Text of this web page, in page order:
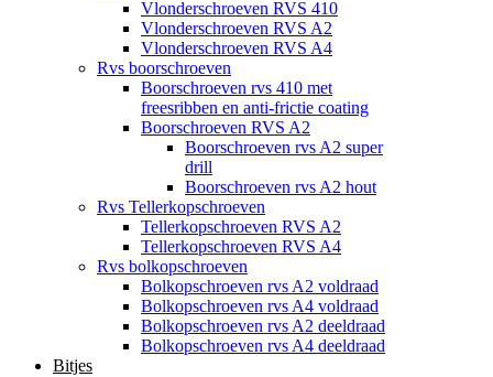
Vlonderschroeven RVS 410
Vlonderschroeven RVS A2
Vlonderschroeven RVS A4
Rvs boorschroeven
Boorschroeven rvs 410 met
freesribben en anti-frictie coating
Boorschroeven RVS A2
Boorschroeven rvs A2 super
drill
Boorschroeven rvs A2 hout
Rvs Tellerkopschroeven
Tellerkopschroeven RVS A2
Tellerkopschroeven RVS A4
Rvs bolkopschroeven
Bolkopschroeven rvs A2 voldraad
Bolkopschroeven rvs A4 voldraad
Bolkopschroeven rvs A2 deeldraad
Bolkopschroeven rvs A4 deeldraad
Bitjes